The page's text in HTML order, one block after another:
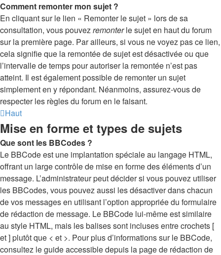
Comment remonter mon sujet ?
En cliquant sur le lien « Remonter le sujet » lors de sa
consultation, vous pouvezremonterle sujet en haut du forum
sur la première page. Par ailleurs, si vous ne voyez pas ce lien,
cela signifie que la remontée de sujet est désactivée ou que
l’intervalle de temps pour autoriser la remontée n’est pas
atteint. Il est également possible de remonter un sujet
simplement en y répondant. Néanmoins, assurez-vous de
respecter les règles du forum en le faisant.
Haut
Mise en forme et types de sujets
Que sont les BBCodes ?
Le BBCode est une implantation spéciale au langage HTML,
offrant un large contrôle de mise en forme des éléments d’un
message. L’administrateur peut décider si vous pouvez utiliser
les BBCodes, vous pouvez aussi les désactiver dans chacun
de vos messages en utilisant l’option appropriée du formulaire
de rédaction de message. Le BBCode lui-même est similaire
au style HTML, mais les balises sont incluses entre crochets [
et ] plutôt que < et >. Pour plus d’informations sur le BBCode,
consultez le guide accessible depuis la page de rédaction de